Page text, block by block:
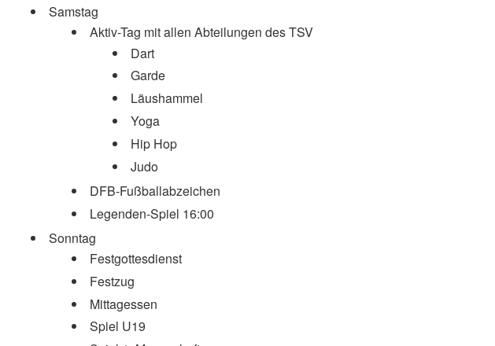
Samstag
Aktiv-Tag mit allen Abteilungen des TSV
Dart
Garde
Läushammel
Yoga
Hip Hop
Judo
DFB-Fußballabzeichen
Legenden-Spiel 16:00
Sonntag
Festgottesdienst
Festzug
Mittagessen
Spiel U19